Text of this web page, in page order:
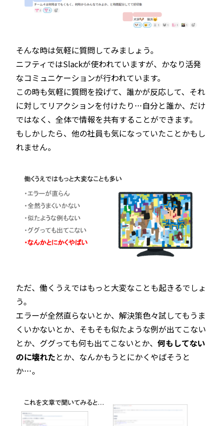
そんな時は気軽に質問してみましょう。
ニフティではSlackが使われていますが、かなり活発
なコミュニケーションが行われています。
この時も気軽に質問を投げて、誰かが反応して、それ
に対してリアクションを付けたり…自分と誰か、だけ
ではなく、全体で情報を共有することができます。
もしかしたら、他の社員も気になっていたことかもし
れません。
ただ、働くうえではもっと大変なことも起きるでしょ
う。
エラーが全然直らないとか、解決策色々試してもうま
くいかないとか、そもそも似たような例が出てこない
とか、ググっても何も出てこないとか、 何もしてない
のに壊れたとか、なんかもうとにかくやばそうと
か…。